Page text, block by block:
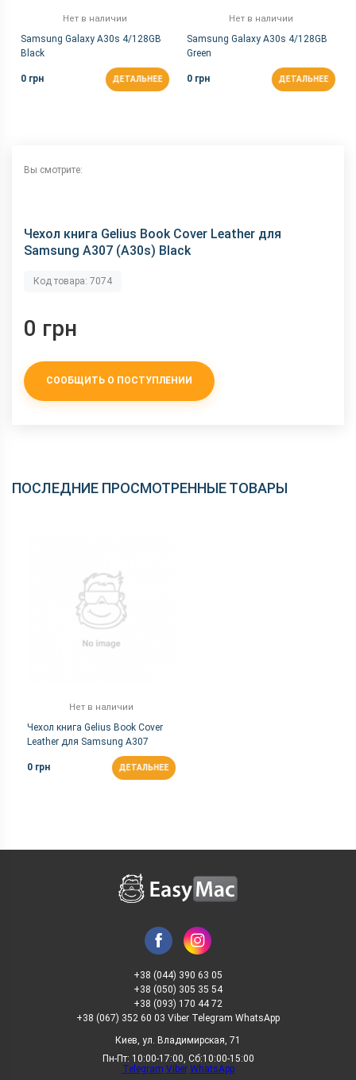
Нет в наличии
Samsung Galaxy A30s 4/128GB
Black
0 грн ДЕТАЛЬНЕЕ
Нет в наличии
Samsung Galaxy A30s 4/128GB
Green
0 грн ДЕТАЛЬНЕЕ
Вы смотрите:
Чехол книга Gelius Book Cover Leather для
Samsung A307 (A30s) Black
Код товара: 7074
0 грн
СООБЩИТЬ О ПОСТУПЛЕНИИ
ПОСЛЕДНИЕ ПРОСМОТРЕННЫЕ ТОВАРЫ
Нет в наличии
Чехол книга Gelius Book Cover
Leather для Samsung A307
0 грн
ДЕТАЛЬНЕЕ
+38 (044) 390 63 05
+38 (050) 305 35 54
+38 (093) 170 44 72
+38 (067) 352 60 03 Viber Telegram WhatsApp
Киев, ул. Владимирская, 71
Пн-Пт: 10:00-17:00, Сб:10:00-15:00
Telegram Viber WhatsApp